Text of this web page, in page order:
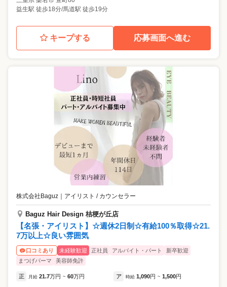
益生駅 徒歩18分/馬道駅 徒歩19分
キープする 応募画面へ進む
株式会社Baguz アイリスト / カウンセラー
Baguz Hair Design 桔梗が丘店
【名張・アイリスト】☆週休2日制☆有給100％取得☆21.
7万以上☆良い雰囲気
口コミあり 未経験歓迎 正社員 アルバイト・パート
新卒歓迎
まつげパーマ
美容師免許
正 月給 21.7万円 ~ 60万円 ア 時給 1,090円 ~ 1,500円